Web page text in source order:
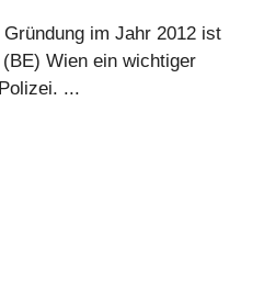
im Jahr 2012 ist
Wien ein wichtiger
...